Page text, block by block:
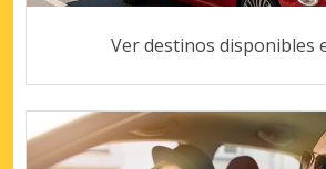
Ver destinos disponibles